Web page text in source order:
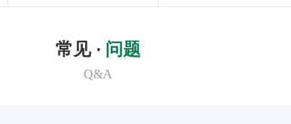
常见 · 问题
Q&A